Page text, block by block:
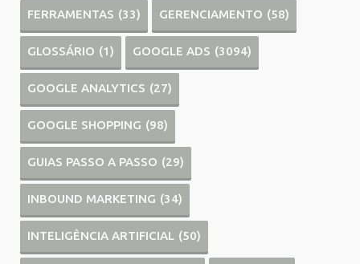
FERRAMENTAS (33) GERENCIAMENTO (58)
GLOSSÁRIO (1) GOOGLE ADS (3094)
GOOGLE ANALYTICS (27)
GOOGLE SHOPPING (98)
GUIAS PASSO A PASSO (29)
INBOUND MARKETING (34)
INTELIGÊNCIA ARTIFICIAL (50)